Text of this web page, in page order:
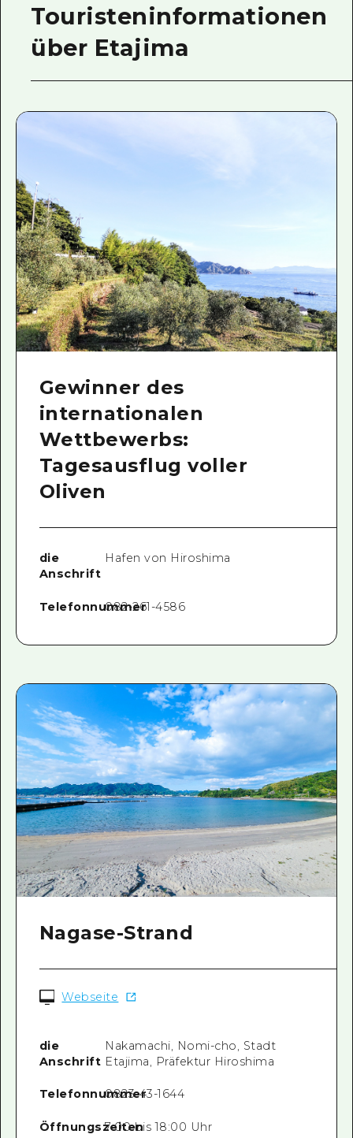
Touristeninformationen
über Etajima
Gewinner des
internationalen
Wettbewerbs:
Tagesausflug voller
Oliven
die
Anschrift
Hafen von Hiroshima
Telefonnummer
082-261-4586
Nagase-Strand
Webseite
die
Anschrift
Nakamachi, Nomi-cho, Stadt
Etajima, Präfektur Hiroshima
Telefonnummer
0823-43-1644
Öffnungszeiten7:00 bis 18:00 Uhr